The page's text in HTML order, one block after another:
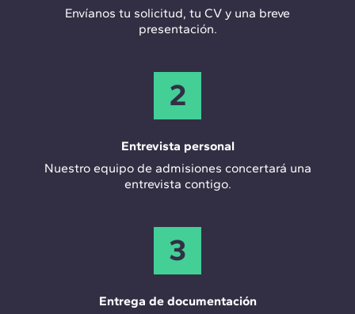
Envíanos tu solicitud, tu CV y una breve
presentación.
2
Entrevista personal
Nuestro equipo de admisiones concertará una
entrevista contigo.
3
Entrega de documentación